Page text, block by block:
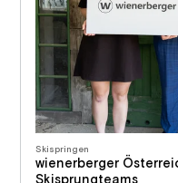
Skispringen
wienerberger